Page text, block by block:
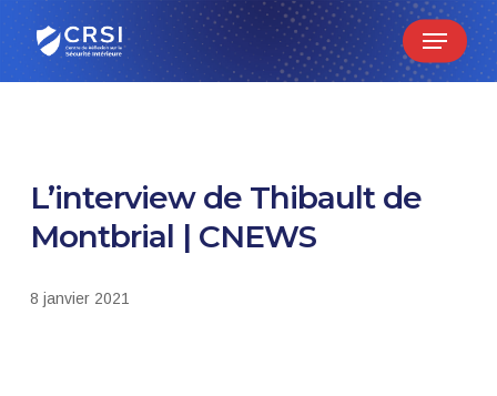
Skip
to
main
Menu
L’interview de Thibault de
Montbrial | CNEWS
8 janvier 2021